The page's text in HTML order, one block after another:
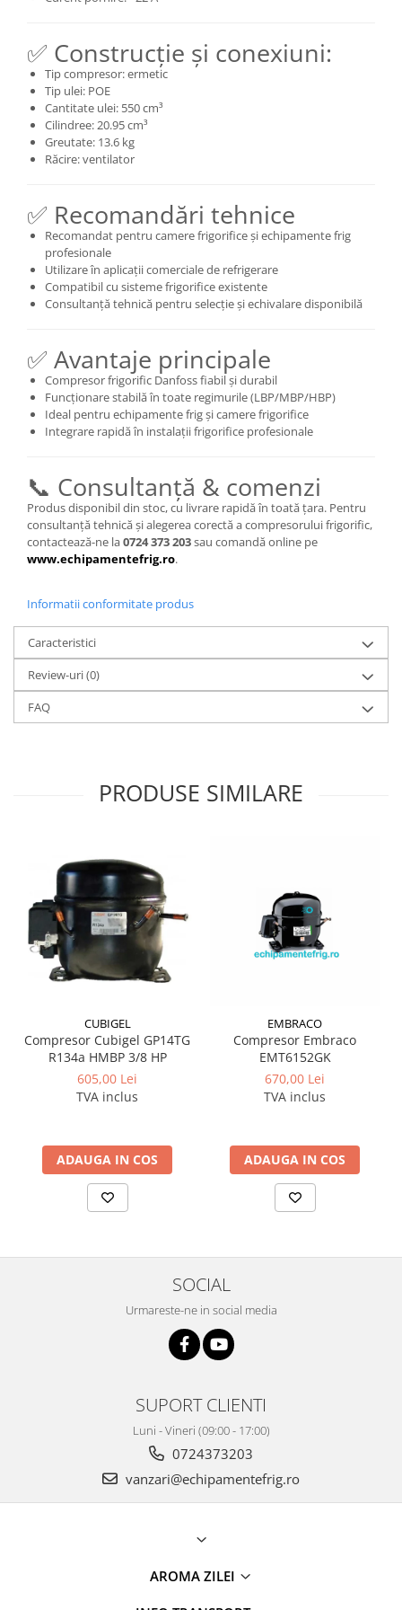
✅ Construcție și conexiuni:
Tip compresor: ermetic
Tip ulei: POE
Cantitate ulei: 550 cm³
Cilindree: 20.95 cm³
Greutate: 13.6 kg
Răcire: ventilator
✅ Recomandări tehnice
Recomandat pentru camere frigorifice și echipamente frig
profesionale
Utilizare în aplicații comerciale de refrigerare
Compatibil cu sisteme frigorifice existente
Consultanță tehnică pentru selecție și echivalare disponibilă
✅ Avantaje principale
Compresor frigorific Danfoss fiabil și durabil
Funcționare stabilă în toate regimurile (LBP/MBP/HBP)
Ideal pentru echipamente frig și camere frigorifice
Integrare rapidă în instalații frigorifice profesionale
📞 Consultanță & comenzi
Produs disponibil din stoc, cu livrare rapidă în toată țara. Pentru
consultanță tehnică și alegerea corectă a compresorului frigorific,
contactează-ne la0724 373 203sau comandă online pe
www.echipamentefrig.ro.
Informatii conformitate produs
Caracteristici
Review-uri(0)
FAQ
PRODUSE SIMILARE
CUBIGEL
Compresor Cubigel GP14TG
R134a HMBP 3/8 HP
605,00 Lei
TVA inclus
ADAUGA IN COS
EMBRACO
Compresor Embraco
EMT6152GK
670,00 Lei
TVA inclus
ADAUGA IN COS
SOCIAL
Urmareste-ne in social media
SUPORT CLIENTI
Luni - Vineri (09:00 - 17:00)
0724373203
vanzari@echipamentefrig.ro
AROMA ZILEI